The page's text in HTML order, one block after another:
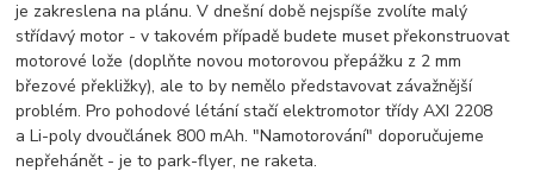
je zakreslena na plánu. V dnešní době nejspíše zvolíte malý
střídavý motor - v takovém případě budete muset překonstruovat
motorové lože (doplňte novou motorovou přepážku z 2 mm
březové překližky), ale to by nemělo představovat závažnější
problém. Pro pohodové létání stačí elektromotor třídy AXI 2208
a Li-poly dvoučlánek 800 mAh. "Namotorování" doporučujeme
nepřehánět - je to park-flyer, ne raketa.